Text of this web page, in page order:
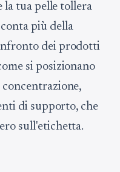
la tua pelle tollera
più della
dei prodotti
si posizionano
di supporto, che
sull'etichetta.